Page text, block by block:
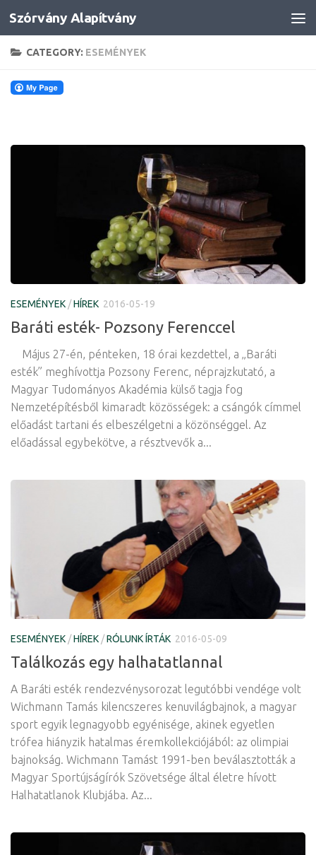
Skip to content
Szórvány Alapítvány
CATEGORY: ESEMÉNYEK
ESEMÉNYEK /HÍREK 2016-05-19
Baráti esték- Pozsony Ferenccel
Május 27-én, pénteken, 18 órai kezdettel, a „Baráti
esték” meghívottja Pozsony Ferenc, néprajzkutató, a
Magyar Tudományos Akadémia külső tagja fog
Nemzetépítésből kimaradt közösségek: a csángók címmel
előadást tartani és elbeszélgetni a közönséggel. Az
előadással egybekötve, a résztvevők a...
ESEMÉNYEK /HÍREK /RÓLUNK ÍRTÁK 2016-05-09
Találkozás egy halhatatlannal
A Baráti esték rendezvénysorozat legutóbbi vendége volt
Wichmann Tamás kilencszeres kenuvilágbajnok, a magyar
sport egyik legnagyobb egyénisége, akinek egyetlen
trófea hiányzik hatalmas éremkollekciójából: az olimpiai
bajnokság. Wichmann Tamást 1991-ben beválasztották a
Magyar Sportújságírók Szövetsége által életre hívott
Halhatatlanok Klubjába. Az...